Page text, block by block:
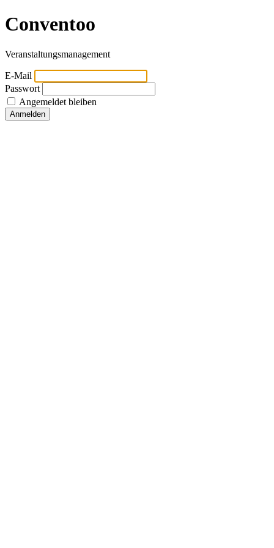
Conventoo
Veranstaltungsmanagement
E-Mail
Passwort
Angemeldet bleiben
Anmelden